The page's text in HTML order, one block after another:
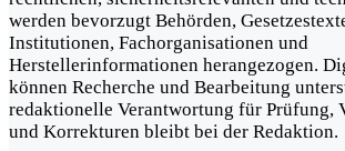
werden bevorzugt Behörden,
Institutionen, Fachorganisationen und
Herstellerinformationen herangezogen.
können Recherche und Bearbeitung
redaktionelle Verantwortung für Prüfung,
und Korrekturen bleibt bei der Redaktion.